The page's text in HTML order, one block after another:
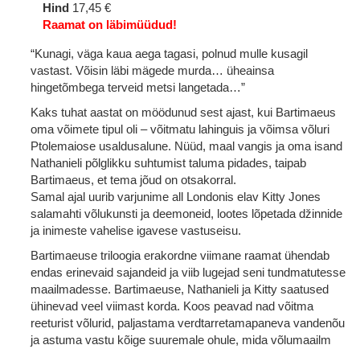
Hind 17,45 €
Raamat on läbimüüdud!
“Kunagi, väga kaua aega tagasi, polnud mulle kusagil
vastast. Võisin läbi mägede murda… üheainsa
hingetõmbega terveid metsi langetada…”
Kaks tuhat aastat on möödunud sest ajast, kui Bartimaeus
oma võimete tipul oli – võitmatu lahinguis ja võimsa võluri
Ptolemaiose usaldusalune. Nüüd, maal vangis ja oma isand
Nathanieli põlglikku suhtumist taluma pidades, taipab
Bartimaeus, et tema jõud on otsakorral.
Samal ajal uurib varjunime all Londonis elav Kitty Jones
salamahti võlukunsti ja deemoneid, lootes lõpetada džinnide
ja inimeste vahelise igavese vastuseisu.
Bartimaeuse triloogia erakordne viimane raamat ühendab
endas erinevaid sajandeid ja viib lugejad seni tundmatutesse
maailmadesse. Bartimaeuse, Nathanieli ja Kitty saatused
ühinevad veel viimast korda. Koos peavad nad võitma
reeturist võlurid, paljastama verdtarretamapaneva vandenõu
ja astuma vastu kõige suuremale ohule, mida võlumaailm